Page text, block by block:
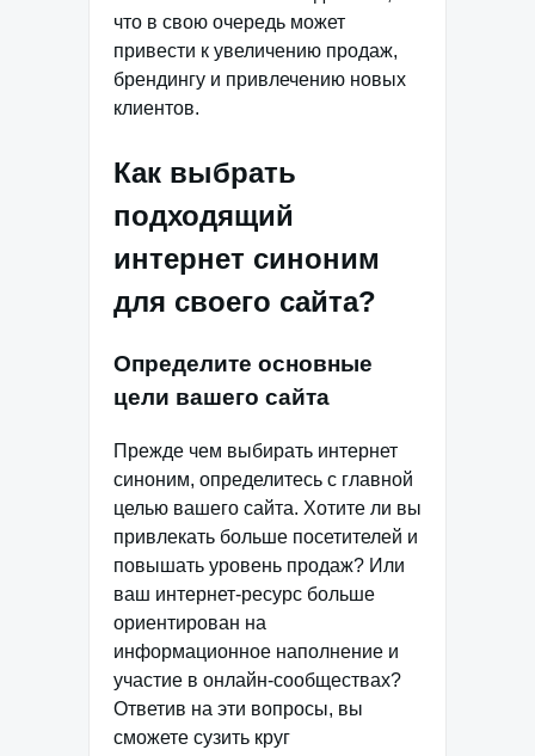
что в свою очередь может
привести к увеличению продаж,
брендингу и привлечению новых
клиентов.
Как выбрать
подходящий
интернет синоним
для своего сайта?
Определите основные
цели вашего сайта
Прежде чем выбирать интернет
синоним, определитесь с главной
целью вашего сайта. Хотите ли вы
привлекать больше посетителей и
повышать уровень продаж? Или
ваш интернет-ресурс больше
ориентирован на
информационное наполнение и
участие в онлайн-сообществах?
Ответив на эти вопросы, вы
сможете сузить круг